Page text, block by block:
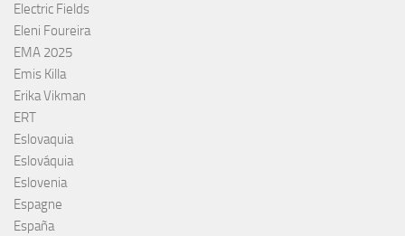
Electric Fields
Eleni Foureira
EMA 2025
Emis Killa
Erika Vikman
ERT
Eslovaquia
Eslováquia
Eslovenia
Espagne
España